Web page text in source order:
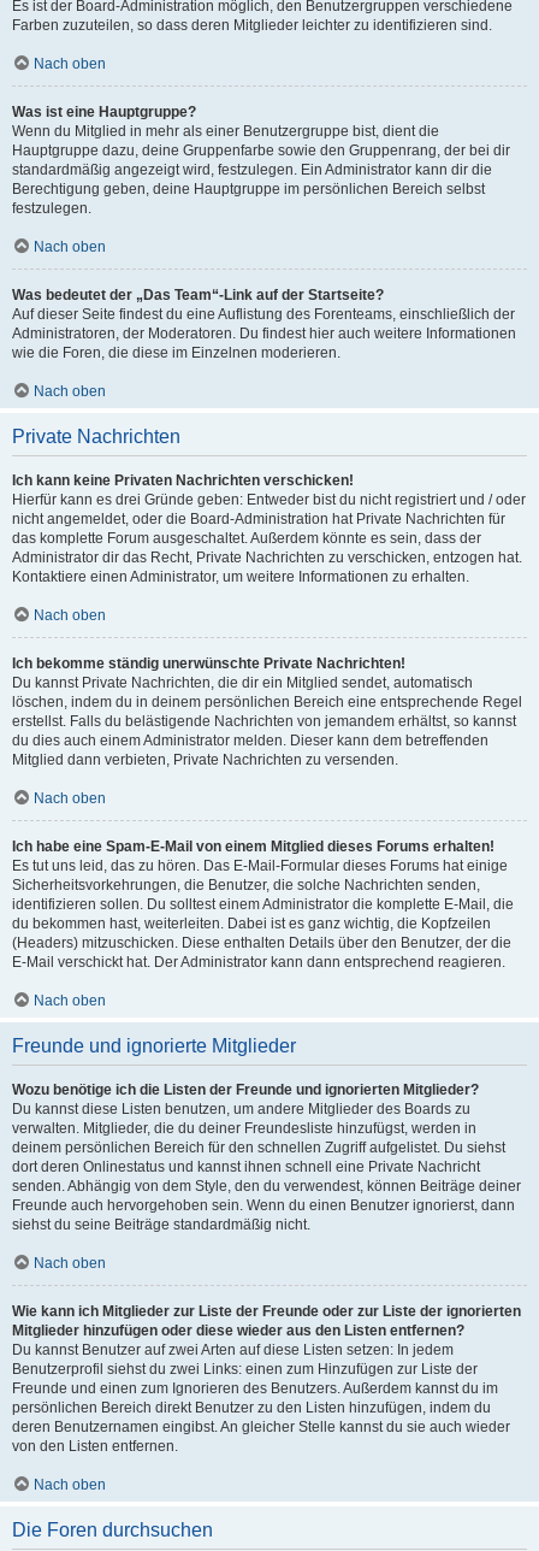
Es ist der Board-Administration möglich, den Benutzergruppen verschiedene
Farben zuzuteilen, so dass deren Mitglieder leichter zu identifizieren sind.
Nach oben
Was ist eine Hauptgruppe?
Wenn du Mitglied in mehr als einer Benutzergruppe bist, dient die
Hauptgruppe dazu, deine Gruppenfarbe sowie den Gruppenrang, der bei dir
standardmäßig angezeigt wird, festzulegen. Ein Administrator kann dir die
Berechtigung geben, deine Hauptgruppe im persönlichen Bereich selbst
festzulegen.
Nach oben
Was bedeutet der „Das Team“-Link auf der Startseite?
Auf dieser Seite findest du eine Auflistung des Forenteams, einschließlich der
Administratoren, der Moderatoren. Du findest hier auch weitere Informationen
wie die Foren, die diese im Einzelnen moderieren.
Nach oben
Private Nachrichten
Ich kann keine Privaten Nachrichten verschicken!
Hierfür kann es drei Gründe geben: Entweder bist du nicht registriert und / oder
nicht angemeldet, oder die Board-Administration hat Private Nachrichten für
das komplette Forum ausgeschaltet. Außerdem könnte es sein, dass der
Administrator dir das Recht, Private Nachrichten zu verschicken, entzogen hat.
Kontaktiere einen Administrator, um weitere Informationen zu erhalten.
Nach oben
Ich bekomme ständig unerwünschte Private Nachrichten!
Du kannst Private Nachrichten, die dir ein Mitglied sendet, automatisch
löschen, indem du in deinem persönlichen Bereich eine entsprechende Regel
erstellst. Falls du belästigende Nachrichten von jemandem erhältst, so kannst
du dies auch einem Administrator melden. Dieser kann dem betreffenden
Mitglied dann verbieten, Private Nachrichten zu versenden.
Nach oben
Ich habe eine Spam-E-Mail von einem Mitglied dieses Forums erhalten!
Es tut uns leid, das zu hören. Das E-Mail-Formular dieses Forums hat einige
Sicherheitsvorkehrungen, die Benutzer, die solche Nachrichten senden,
identifizieren sollen. Du solltest einem Administrator die komplette E-Mail, die
du bekommen hast, weiterleiten. Dabei ist es ganz wichtig, die Kopfzeilen
(Headers) mitzuschicken. Diese enthalten Details über den Benutzer, der die
E-Mail verschickt hat. Der Administrator kann dann entsprechend reagieren.
Nach oben
Freunde und ignorierte Mitglieder
Wozu benötige ich die Listen der Freunde und ignorierten Mitglieder?
Du kannst diese Listen benutzen, um andere Mitglieder des Boards zu
verwalten. Mitglieder, die du deiner Freundesliste hinzufügst, werden in
deinem persönlichen Bereich für den schnellen Zugriff aufgelistet. Du siehst
dort deren Onlinestatus und kannst ihnen schnell eine Private Nachricht
senden. Abhängig von dem Style, den du verwendest, können Beiträge deiner
Freunde auch hervorgehoben sein. Wenn du einen Benutzer ignorierst, dann
siehst du seine Beiträge standardmäßig nicht.
Nach oben
Wie kann ich Mitglieder zur Liste der Freunde oder zur Liste der ignorierten
Mitglieder hinzufügen oder diese wieder aus den Listen entfernen?
Du kannst Benutzer auf zwei Arten auf diese Listen setzen: In jedem
Benutzerprofil siehst du zwei Links: einen zum Hinzufügen zur Liste der
Freunde und einen zum Ignorieren des Benutzers. Außerdem kannst du im
persönlichen Bereich direkt Benutzer zu den Listen hinzufügen, indem du
deren Benutzernamen eingibst. An gleicher Stelle kannst du sie auch wieder
von den Listen entfernen.
Nach oben
Die Foren durchsuchen